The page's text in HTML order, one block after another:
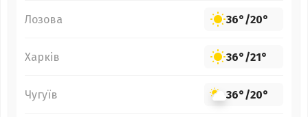
Лозова 36°/20°
Харків 36°/21°
Чугуїв 36°/20°